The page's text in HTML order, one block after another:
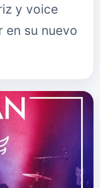
y voice
en su nuevo